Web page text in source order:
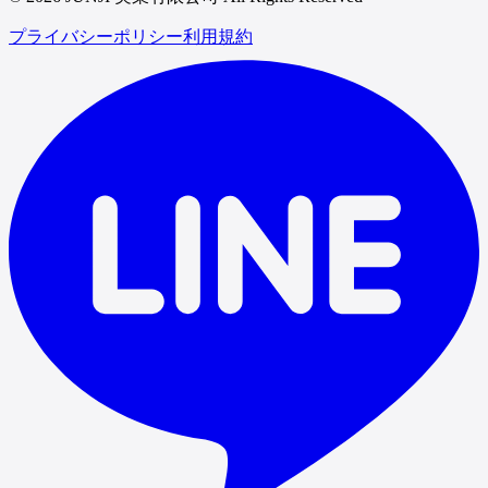
プライバシーポリシー利用規約